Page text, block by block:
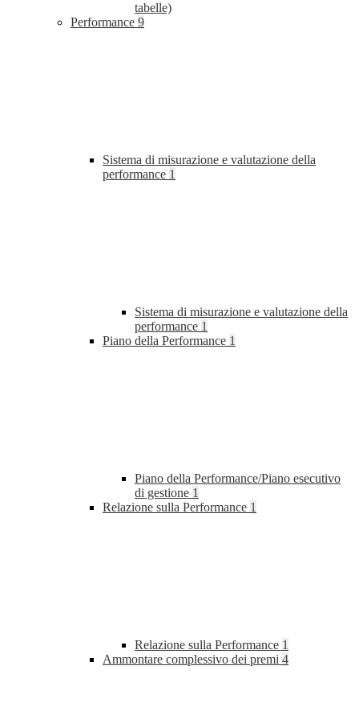
tabelle)
Performance 9
Sistema di misurazione e valutazione della
performance 1
Sistema di misurazione e valutazione della
performance 1
Piano della Performance 1
Piano della Performance/Piano esecutivo
di gestione 1
Relazione sulla Performance 1
Relazione sulla Performance 1
Ammontare complessivo dei premi 4